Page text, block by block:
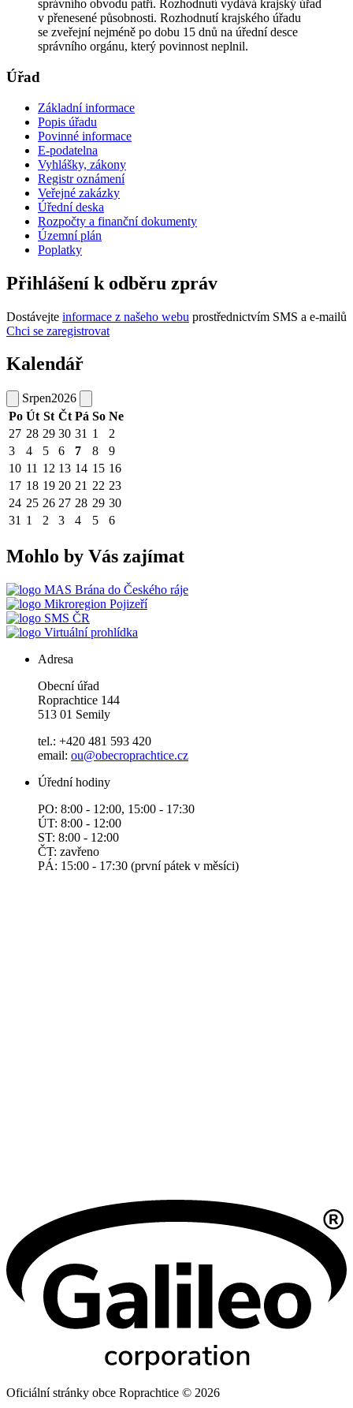
správního obvodu patří. Rozhodnutí vydává krajský úřad
v přenesené působnosti. Rozhodnutí krajského úřadu
se zveřejní nejméně po dobu 15 dnů na úřední desce
správního orgánu, který povinnost neplnil.
Úřad
Základní informace
Popis úřadu
Povinné informace
E-podatelna
Vyhlášky, zákony
Registr oznámení
Veřejné zakázky
Úřední deska
Rozpočty a finanční dokumenty
Územní plán
Poplatky
Přihlášení k odběru zpráv
Dostávejte informace z našeho webu prostřednictvím SMS a e-mailů
Chci se zaregistrovat
Kalendář
Srpen2026
Po Út St Čt Pá So Ne
27 28 29 30 31 1
2
3
4 5 6 7 8
9
10 11 12 13 14 15 16
17 18 19 20 21 22 23
24 25 26 27 28 29 30
31 1 2 3 4 5 6
Mohlo by Vás zajímat
MAS Brána do Českého ráje
Mikroregion Pojizeří
SMS ČR
Virtuální prohlídka
Adresa
Obecní úřad
Roprachtice 144
513 01 Semily
tel.: +420 481 593 420
email: ou@obecroprachtice.cz
Úřední hodiny
PO: 8:00 - 12:00, 15:00 - 17:30
ÚT: 8:00 - 12:00
ST: 8:00 - 12:00
ČT: zavřeno
PÁ: 15:00 - 17:30 (první pátek v měsíci)
Oficiální stránky obce Roprachtice © 2026